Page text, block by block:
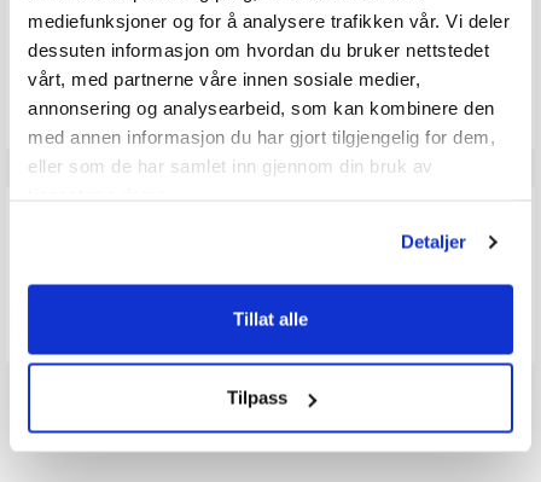
mediefunksjoner og for å analysere trafikken vår. Vi deler
dessuten informasjon om hvordan du bruker nettstedet
vårt, med partnerne våre innen sosiale medier,
annonsering og analysearbeid, som kan kombinere den
med annen informasjon du har gjort tilgjengelig for dem,
eller som de har samlet inn gjennom din bruk av
Detaljer
Tillat alle
Tilpass
5
mulige
Vær oppmerksom på at noen kunder gir en rating uten å skrive en
review, og at antallet ratings derfor vil være forskjellig fra antall